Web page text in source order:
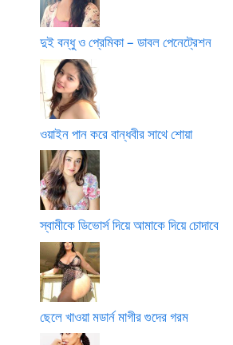
দুই বন্ধু ও প্রেমিকা – ডাবল পেনেট্রেশন
ওয়াইন পান করে বান্ধবীর সাথে শোয়া
স্বামীকে ডিভোর্স দিয়ে আমাকে দিয়ে চোদাবে
ছেলে খাওয়া মডার্ন মাগীর গুদের গরম